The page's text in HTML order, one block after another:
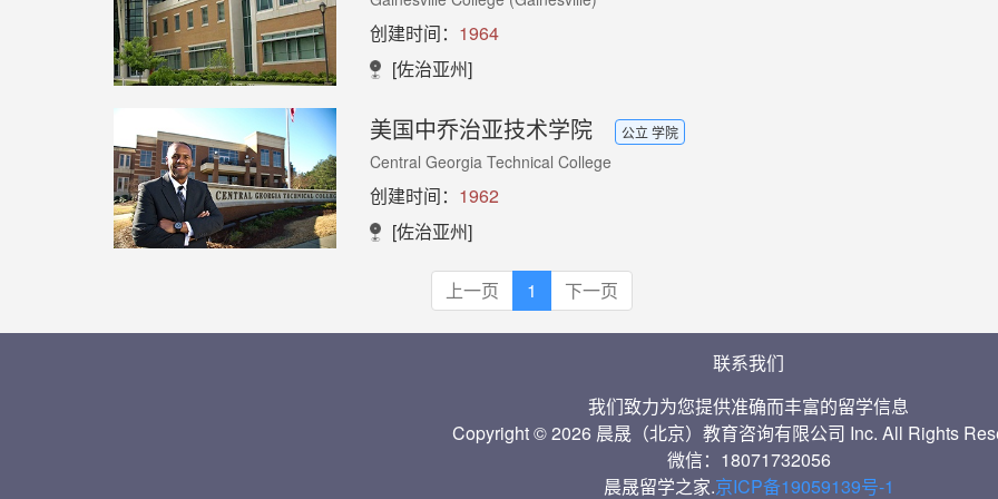
创建时间： 1964
[佐治亚州]
美国中乔治亚技术学院 公立 学院
Central Georgia Technical College
创建时间： 1962
[佐治亚州]
上一页 1 下一页
联系我们
我们致力为您提供准确而丰富的留学信息
Copyright © 2026 晨晟（北京）教育咨询有限公司 Inc. All Rights
微信：18071732056
晨晟留学之家.京ICP备19059139号-1